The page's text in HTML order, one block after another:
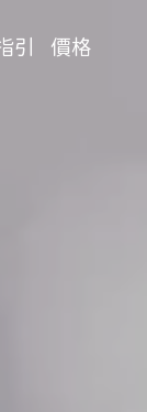
引 價格